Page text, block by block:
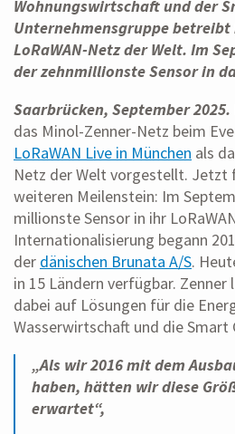
Wohnungswirtschaft und der
Unternehmensgruppe
LoRaWAN-Netz der Welt. Im
der zehnmillionste Sensor in
Saarbrücken, September 2025.
das Minol-Zenner-Netz beim
LoRaWAN Live in München als
Netz der Welt vorgestellt. Jetzt
weiteren Meilenstein: Im
millionste Sensor in ihr
Internationalisierung begann
der dänischen Brunata A/S.
in 15 Ländern verfügbar.
dabei auf Lösungen für die
Wasserwirtschaft und die Smart
„Als wir 2016 mit dem
haben, hätten wir diese
erwartet“,